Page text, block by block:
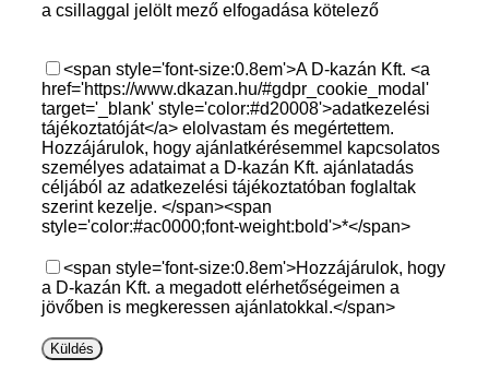
a csillaggal jelölt mező elfogadása kötelező
<span style='font-size:0.8em'>A D-kazán Kft. <a
href='https://www.dkazan.hu/#gdpr_cookie_modal'
target='_blank' style='color:#d20008'>adatkezelési
tájékoztatóját</a> elolvastam és megértettem.
Hozzájárulok, hogy ajánlatkérésemmel kapcsolatos
személyes adataimat a D-kazán Kft. ajánlatadás
céljából az adatkezelési tájékoztatóban foglaltak
szerint kezelje. </span><span
style='color:#ac0000;font-weight:bold'>*</span>
<span style='font-size:0.8em'>Hozzájárulok, hogy
a D-kazán Kft. a megadott elérhetőségeimen a
jövőben is megkeressen ajánlatokkal.</span>